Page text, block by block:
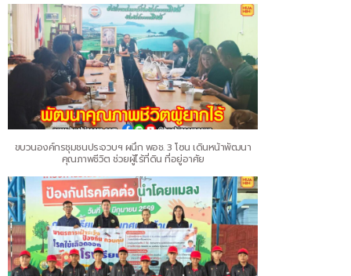
ขบวนองค์กรชุมชนประจวบฯ ผนึก พอช. 3 โซน เดินหน้าพัฒนา
คุณภาพชีวิต ช่วยผู้ไร้ที่ดิน ที่อยู่อาศัย